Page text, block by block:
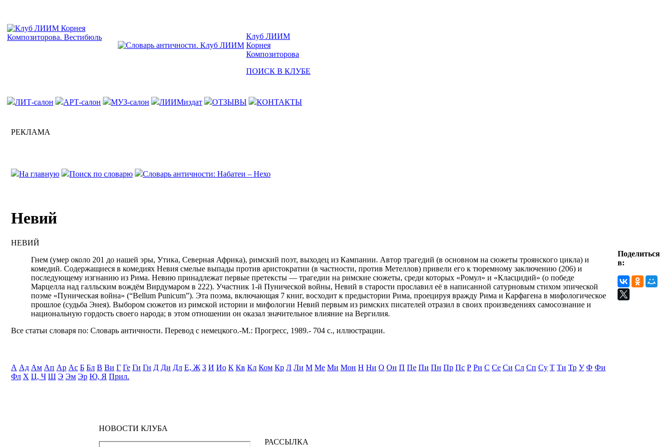
Клуб ЛИИМ
Корнея
Композиторова
ПОИСК В КЛУБЕ
ЛИТ-салон АРТ-салон МУЗ-салон ЛИИМиздат ОТЗЫВЫ КОНТАКТЫ
РЕКЛАМА
На главную Поиск по словарю Словарь античности: Набатеи – Нехо
Невий
НЕВИЙ
Гнем (умер около 201 до нашей эры, Утика, Северная Африка), римский поэт, выходец из Кампании. Автор трагедий (в основном на сюжеты троянского цикла) и
комедий. Содержащиеся в комедиях Невия смелые выпады против аристократии (в частности, против Метеллов) привели его к тюремному заключению (206) и
последующему изгнанию из Рима. Невию принадлежат первые претексты — трагедии на римские сюжеты, среди которых «Ромул» и «Класцидий» (о победе
Марцелла над галльским вождём Вирдумаром в 222). Участник 1-й Пунической войны, Невий в старости прославил её в написанной сатурновым стихом эпической
поэме «Пуническая война» (“Bellum Punicum”). Эта поэма, включающая 7 книг, восходит к предыстории Рима, проецируя вражду Рима и Карфагена в мифологическое
прошлое (судьба Энея). Выбором сюжетов из римской истории и мифологии Невий первым из римских писателей отразил в своих произведениях самосознание и
национальную гордость своего народа; в этом отношении он оказал значительное влияние на Вергилия.
Все статьи словаря по: Словарь античности. Перевод с немецкого.-М.: Прогресс, 1989.- 704 с., иллюстрации.
А Ад Ам Ап Ар Ас Б Бл В Ви Г Ге Ги Гн Д Ди Дл Е, Ж З И Ио К Кв Кл Ком Кр Л Ли М Ме Ми Мон Н Ни О Он П Пе Пи Пн Пр Пс Р Ри С Се Си Сл Сп Су Т Ти Тр У Ф Фи
Фл Х Ц, Ч Ш Э Эм Эр Ю, Я Прил.
Поделиться
в:
НОВОСТИ КЛУБА
РАССЫЛКА